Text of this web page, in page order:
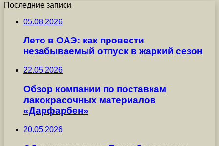
Последние записи
05.08.2026
Лето в ОАЭ: как провести
незабываемый отпуск в жаркий сезон
22.05.2026
Обзор компании по поставкам
лакокрасочных материалов
«Дарфарбен»
20.05.2026